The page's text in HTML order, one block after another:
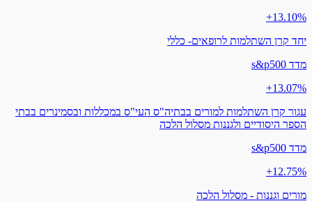
‎+13.10%
יחד קרן השתלמות לרופאים- כללי
מדד s&p500
‎+13.07%
עגור קרן השתלמות למורים בבתיה"ס העי"ס במכללות ובסמינרים בבתי
הספר היסודיים ולגננות מסלול הלכה
מדד s&p500
‎+12.75%
מורים וגננות - מסלול הלכה